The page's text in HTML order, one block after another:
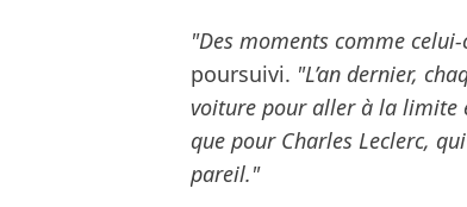
"Des moments comme
poursuivi. "L’an dernier,
voiture pour aller à la limite
que pour Charles Leclerc,
pareil."